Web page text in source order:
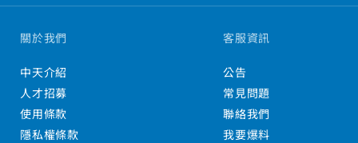
關於我們
中天介紹
人才招募
使用條款
隱私權條款
客服資訊
公告
常見問題
聯絡我們
我要爆料